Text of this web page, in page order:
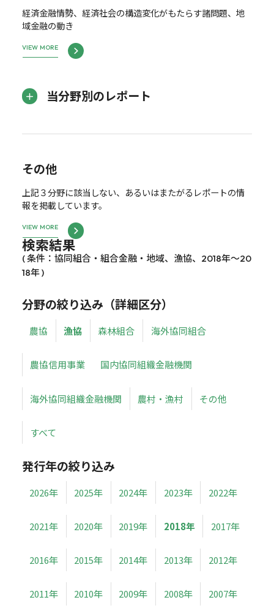
経済金融情勢、経済社会の構造変化がもたらす諸問題、地
域金融の動き
VIEW MORE
当分野別のレポート
その他
上記３分野に該当しない、あるいはまたがるレポートの情
報を掲載しています。
VIEW MORE
検索結果
( 条件：協同組合・組合金融・地域、漁協、2018年～20
18年 )
分野の絞り込み（詳細区分）
農協 漁協 森林組合 海外協同組合
農協信用事業 国内協同組織金融機関
海外協同組織金融機関 農村・漁村 その他
すべて
発行年の絞り込み
2026年 2025年 2024年 2023年 2022年
2021年 2020年 2019年 2018年 2017年
2016年 2015年 2014年 2013年 2012年
2011年 2010年 2009年 2008年 2007年